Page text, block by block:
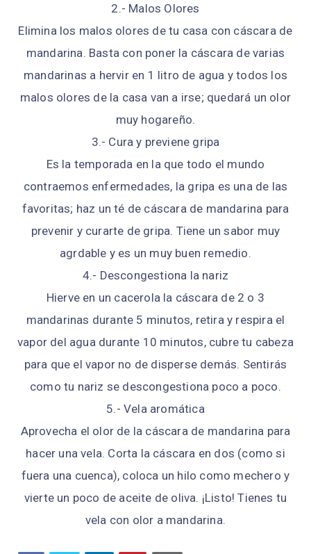
2.- Malos Olores
Elimina los malos olores de tu casa con cáscara de
mandarina. Basta con poner la cáscara de varias
mandarinas a hervir en 1 litro de agua y todos los
malos olores de la casa van a irse; quedará un olor
muy hogareño.
3.- Cura y previene gripa
Es la temporada en la que todo el mundo
contraemos enfermedades, la gripa es una de las
favoritas; haz un té de cáscara de mandarina para
prevenir y curarte de gripa. Tiene un sabor muy
agrdable y es un muy buen remedio.
4.- Descongestiona la nariz
Hierve en un cacerola la cáscara de 2 o 3
mandarinas durante 5 minutos, retira y respira el
vapor del agua durante 10 minutos, cubre tu cabeza
para que el vapor no de disperse demás. Sentirás
como tu nariz se descongestiona poco a poco.
5.- Vela aromática
Aprovecha el olor de la cáscara de mandarina para
hacer una vela. Corta la cáscara en dos (como si
fuera una cuenca), coloca un hilo como mechero y
vierte un poco de aceite de oliva. ¡Listo! Tienes tu
vela con olor a mandarina.